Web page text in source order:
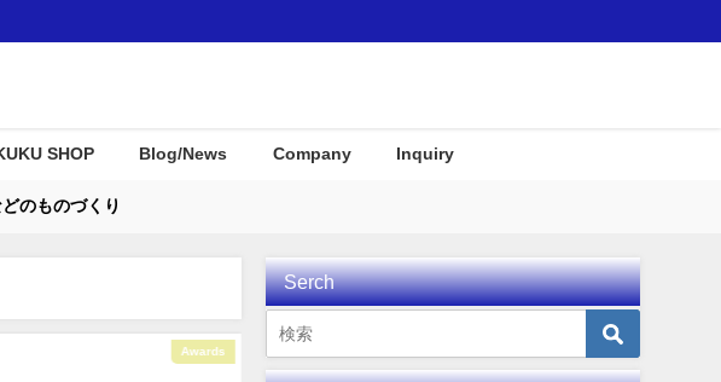
SHOP Blog/News Company Inquiry
のものづくり
Serch